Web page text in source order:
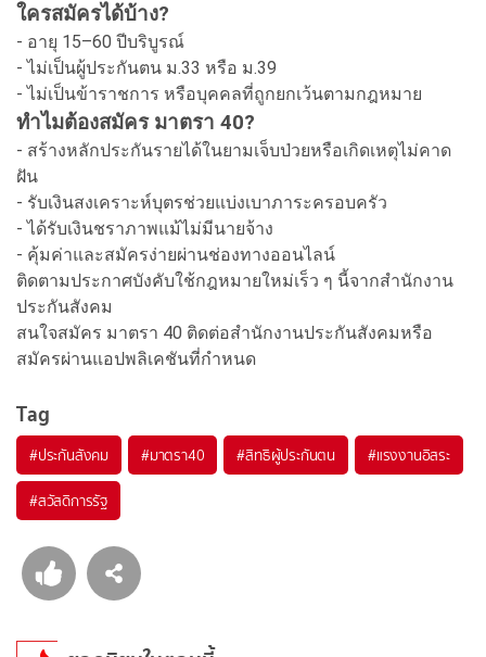
ใครสมัครได้บ้าง?
- อายุ 15–60 ปีบริบูรณ์
- ไม่เป็นผู้ประกันตน ม.33 หรือ ม.39
- ไม่เป็นข้าราชการ หรือบุคคลที่ถูกยกเว้นตามกฎหมาย
ทำไมต้องสมัคร มาตรา 40?
- สร้างหลักประกันรายได้ในยามเจ็บป่วยหรือเกิดเหตุไม่คาด
ฝัน
- รับเงินสงเคราะห์บุตรช่วยแบ่งเบาภาระครอบครัว
- ได้รับเงินชราภาพแม้ไม่มีนายจ้าง
- คุ้มค่าและสมัครง่ายผ่านช่องทางออนไลน์
ติดตามประกาศบังคับใช้กฎหมายใหม่เร็ว ๆ นี้จากสำนักงาน
ประกันสังคม
สนใจสมัคร มาตรา 40 ติดต่อสำนักงานประกันสังคมหรือ
สมัครผ่านแอปพลิเคชันที่กำหนด
Tag
#ประกันสังคม #มาตรา40 #สิทธิผู้ประกันตน #แรงงานอิสระ
#สวัสดิการรัฐ